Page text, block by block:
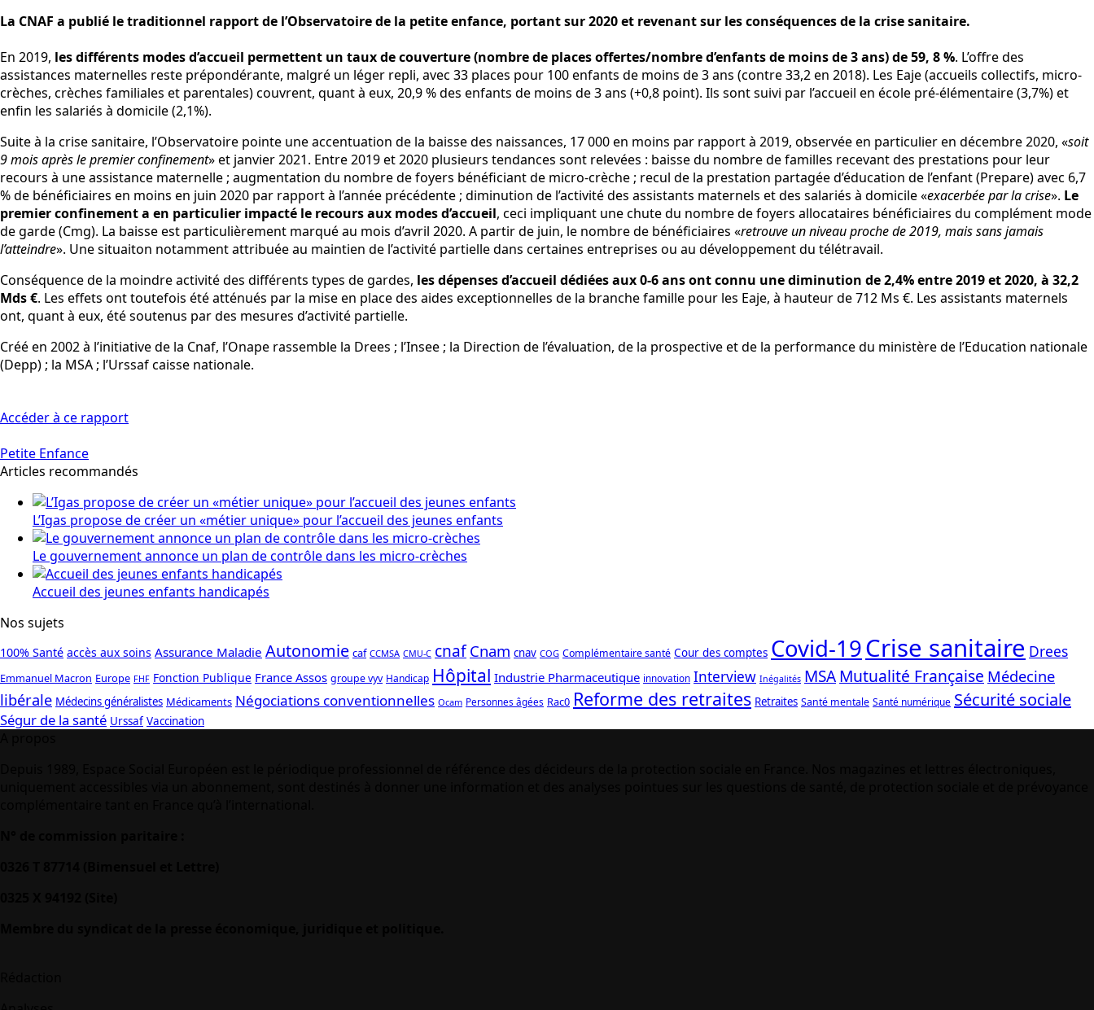
La CNAF a publié le traditionnel rapport de l’Observatoire de la petite enfance, portant sur 2020 et revenant sur les conséquences de la crise sanitaire.
En 2019, les différents modes d’accueil permettent un taux de couverture (nombre de places offertes/nombre d’enfants de moins de 3 ans) de 59, 8 %. L’offre des
assistances maternelles reste prépondérante, malgré un léger repli, avec 33 places pour 100 enfants de moins de 3 ans (contre 33,2 en 2018). Les Eaje (accueils collectifs, micro-
crèches, crèches familiales et parentales) couvrent, quant à eux, 20,9 % des enfants de moins de 3 ans (+0,8 point). Ils sont suivi par l’accueil en école pré-élémentaire (3,7%) et
enfin les salariés à domicile (2,1%).
Suite à la crise sanitaire, l’Observatoire pointe une accentuation de la baisse des naissances, 17 000 en moins par rapport à 2019, observée en particulier en décembre 2020, «soit
9 mois après le premier confinement» et janvier 2021. Entre 2019 et 2020 plusieurs tendances sont relevées : baisse du nombre de familles recevant des prestations pour leur
recours à une assistance maternelle ; augmentation du nombre de foyers bénéficiant de micro-crèche ; recul de la prestation partagée d’éducation de l’enfant (Prepare) avec 6,7
% de bénéficiaires en moins en juin 2020 par rapport à l’année précédente ; diminution de l’activité des assistants maternels et des salariés à domicile «exacerbée par la crise». Le
premier confinement a en particulier impacté le recours aux modes d’accueil, ceci impliquant une chute du nombre de foyers allocataires bénéficiaires du complément mode
de garde (Cmg). La baisse est particulièrement marqué au mois d’avril 2020. A partir de juin, le nombre de bénéficiaires «retrouve un niveau proche de 2019, mais sans jamais
l’atteindre». Une situaiton notamment attribuée au maintien de l’activité partielle dans certaines entreprises ou au développement du télétravail.
Conséquence de la moindre activité des différents types de gardes, les dépenses d’accueil dédiées aux 0-6 ans ont connu une diminution de 2,4% entre 2019 et 2020, à 32,2
Mds €. Les effets ont toutefois été atténués par la mise en place des aides exceptionnelles de la branche famille pour les Eaje, à hauteur de 712 Ms €. Les assistants maternels
ont, quant à eux, été soutenus par des mesures d’activité partielle.
Créé en 2002 à l’initiative de la Cnaf, l’Onape rassemble la Drees ; l’Insee ; la Direction de l’évaluation, de la prospective et de la performance du ministère de l’Education nationale
(Depp) ; la MSA ; l’Urssaf caisse nationale.
Accéder à ce rapport
Petite Enfance
Articles recommandés
L’Igas propose de créer un «métier unique» pour l’accueil des jeunes enfants
Le gouvernement annonce un plan de contrôle dans les micro-crèches
Accueil des jeunes enfants handicapés
Nos sujets
100% Santé accès aux soins Assurance Maladie Autonomie caf CCMSA CMU-C cnaf Cnam cnav COG Complémentaire santé Cour des comptes Covid-19Crise sanitaire Drees
Emmanuel Macron Europe FHF Fonction Publique France Assos groupe vyv Handicap Hôpital Industrie Pharmaceutique innovation Interview Inégalités MSAMutualité Française Médecine
libérale Médecins généralistes Médicaments Négociations conventionnelles Ocam Personnes âgées Rac0 Reforme des retraites Retraites Santé mentale Santé numérique Sécurité sociale
Ségur de la santé Urssaf Vaccination